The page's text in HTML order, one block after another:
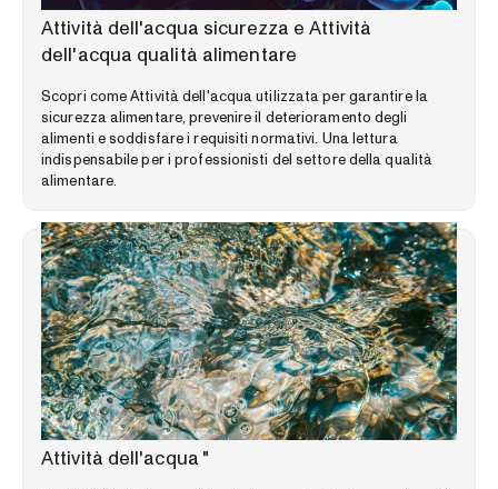
LIBRERIA DELLE COMPETENZE
Attività dell'acqua sicurezza e Attività
dell'acqua qualità alimentare
Scopri come Attività dell'acqua utilizzata per garantire la
sicurezza alimentare, prevenire il deterioramento degli
alimenti e soddisfare i requisiti normativi. Una lettura
indispensabile per i professionisti del settore della qualità
alimentare.
LIBRERIA DELLE COMPETENZE
Attività dell'acqua "